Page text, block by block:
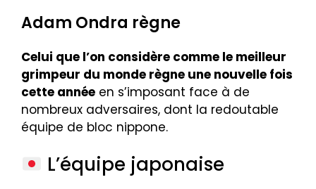
Adam Ondra règne
Celui que l’on considère comme le meilleur
grimpeur du monde règne une nouvelle fois
cette année en s’imposant face à de
nombreux adversaires, dont la redoutable
équipe de bloc nippone.
L’équipe japonaise